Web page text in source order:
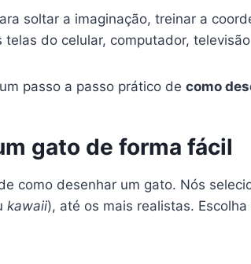
soltar a imaginação, treinar a
do celular, computador,
passo a passo prático de como
gato de forma fácil
como desenhar um gato. Nós
kawaii), até os mais realistas.